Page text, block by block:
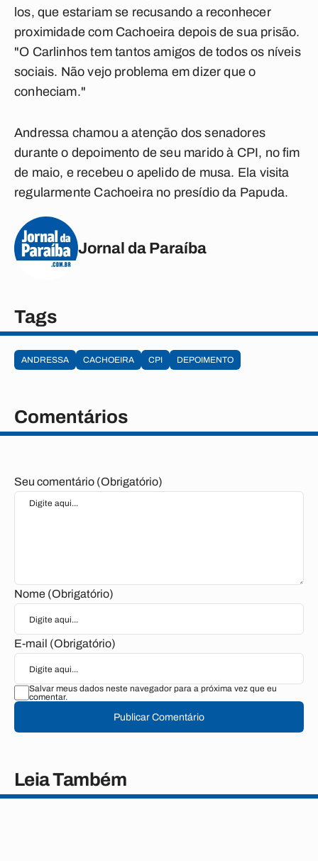
los, que estariam se recusando a reconhecer
proximidade com Cachoeira depois de sua prisão.
"O Carlinhos tem tantos amigos de todos os níveis
sociais. Não vejo problema em dizer que o
conheciam."
Andressa chamou a atenção dos senadores
durante o depoimento de seu marido à CPI, no fim
de maio, e recebeu o apelido de musa. Ela visita
regularmente Cachoeira no presídio da Papuda.
Jornal da Paraíba
Tags
ANDRESSA CACHOEIRA CPI DEPOIMENTO
Comentários
Seu comentário (Obrigatório)
Nome (Obrigatório)
E-mail (Obrigatório)
Salvar meus dados neste navegador para a próxima vez que eu
comentar.
Publicar Comentário
Leia Também